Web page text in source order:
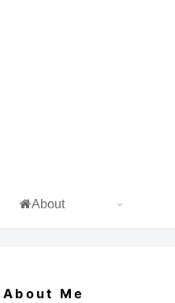
About
About Me